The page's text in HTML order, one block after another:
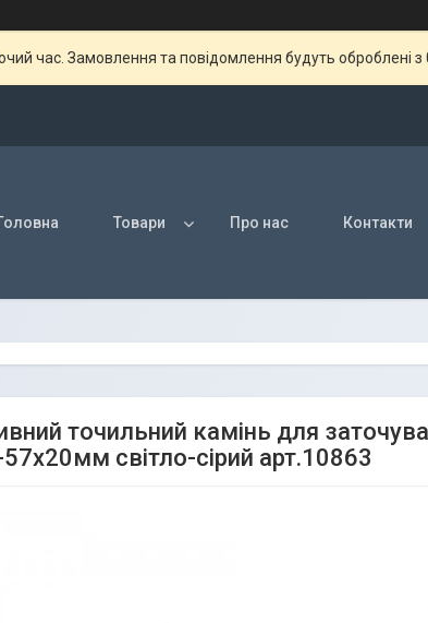
час. Замовлення та повідомлення будуть оброблені
Товари Про нас Контакти
точильний камінь для
світло-сірий арт.10863